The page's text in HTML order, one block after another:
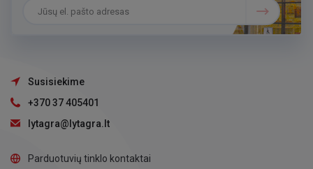
Susisiekime
+370 37 405401
lytagra@lytagra.lt
Parduotuvių tinklo kontaktai